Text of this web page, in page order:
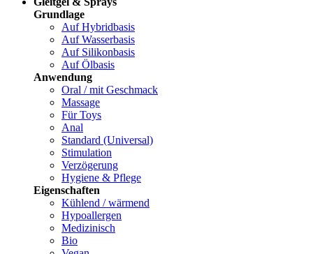
Grundlage
Auf Hybridbasis
Auf Wasserbasis
Auf Silikonbasis
Auf Ölbasis
Anwendung
Oral / mit Geschmack
Massage
Für Toys
Anal
Standard (Universal)
Stimulation
Verzögerung
Hygiene & Pflege
Eigenschaften
Kühlend / wärmend
Hypoallergen
Medizinisch
Bio